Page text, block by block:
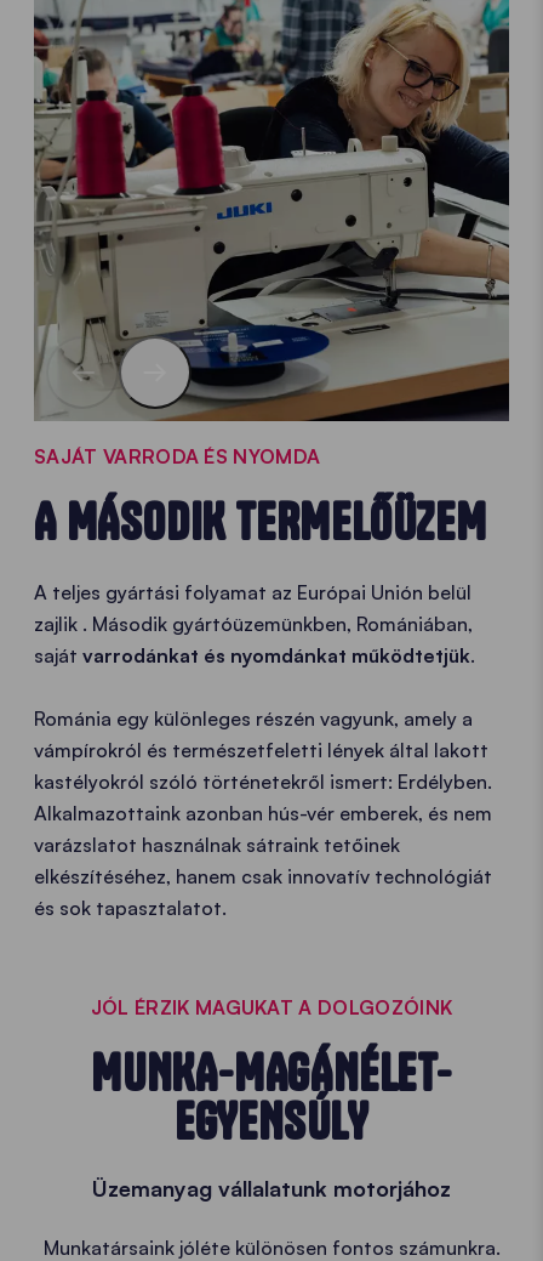
SAJÁT VARRODA ÉS NYOMDA
A MÁSODIK TERMELŐÜZEM
A teljes gyártási folyamat az Európai Unión belül
zajlik . Második gyártóüzemünkben, Romániában,
saját varrodánkat és nyomdánkat működtetjük.
Románia egy különleges részén vagyunk, amely a
vámpírokról és természetfeletti lények által lakott
kastélyokról szóló történetekről ismert: Erdélyben.
Alkalmazottaink azonban hús-vér emberek, és nem
varázslatot használnak sátraink tetőinek
elkészítéséhez, hanem csak innovatív technológiát
és sok tapasztalatot.
JÓL ÉRZIK MAGUKAT A DOLGOZÓINK
MUNKA-MAGÁNÉLET-
EGYENSÚLY
Üzemanyag vállalatunk motorjához
Munkatársaink jóléte különösen fontos számunkra.